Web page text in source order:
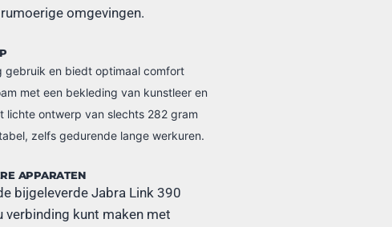
omgevingen.
gebruik en biedt optimaal comfort
met een bekleding van kunstleer en
lichte ontwerp van slechts 282 gram
zelfs gedurende lange werkuren.
APPARATEN
bijgeleverde Jabra Link 390
verbinding kunt maken met